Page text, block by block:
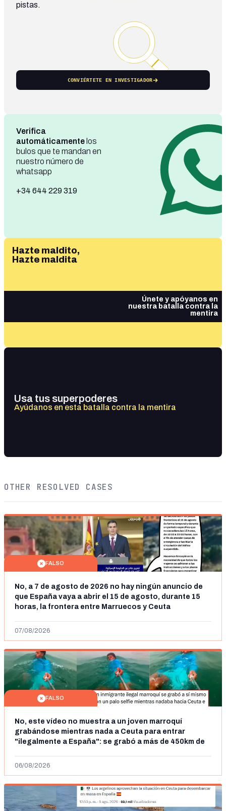
pistas.
CONVIÉRTETE EN INVESTIGADOR
Verifica
automáticamente los
bulos que te mandan en
nuestro número de
whatsapp
+34 644 229 319
Hazte maldito,
Hazte maldita
Únete y apóyanos en
nuestra batalla contra la
mentira
Usa tus superpoderes
Ayúdanos en esta batalla contra la mentira
OTHER RESOLVED CASES
FALSO
No, a 7 de agosto de 2026 no hay ningún anuncio de
que España vaya a abrir el 15 de agosto, durante 15
horas, la frontera entre Marruecos y Ceuta
07/08/2026
FALSO
No, este vídeo no muestra a un joven marroquí
grabándose mientras nada a Ceuta para entrar
"ilegalmente a España": se grabó a más de 450km de
06/08/2026